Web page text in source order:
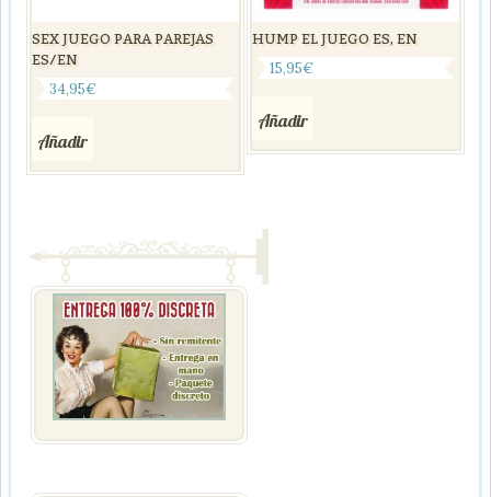
SEX JUEGO PARA PAREJAS
ES/EN
34,95€
Añadir
HUMP EL JUEGO ES, EN
15,95€
Añadir